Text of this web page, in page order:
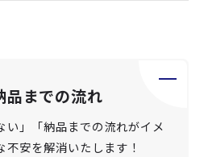
品までの流れ
い」「納品までの流れがイメ
安を解消いたします！